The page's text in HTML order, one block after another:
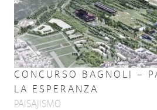
CONCURSO BAGNOLI –
LA ESPERANZA
PAISAJISMO